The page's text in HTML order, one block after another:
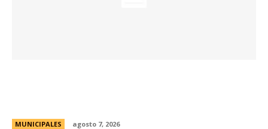
MUNICIPALES agosto 7, 2026